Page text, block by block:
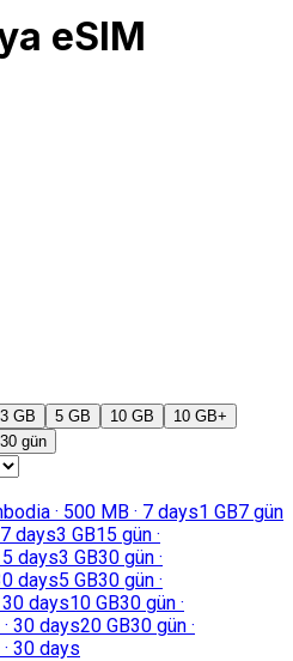
eSIM
3 GB 5 GB 10 GB 10 GB+
30 gün
· 500 MB · 7 days1 GB7 gün
7 days3 GB15 gün ·
days3 GB30 gün ·
days5 GB30 gün ·
30 days10 GB30 gün ·
30 days20 GB30 gün ·
30 days